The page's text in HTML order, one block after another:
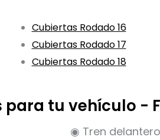
Cubiertas Rodado 16
Cubiertas Rodado 17
Cubiertas Rodado 18
para tu vehículo -
◉ Tren